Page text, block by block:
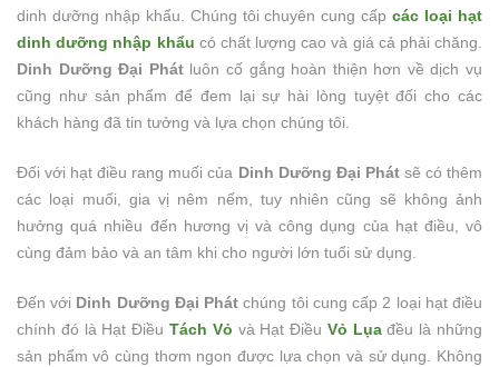
dinh dưỡng nhập khẩu. Chúng tôi chuyên cung cấpcác loại hạt
dinh dưỡng nhập khẩu có chất lượng cao và giá cả phải chăng.
Dinh Dưỡng Đại Phát luôn cố gắng hoàn thiện hơn về dịch vụ
cũng như sản phẩm để đem lại sự hài lòng tuyệt đối cho các
khách hàng đã tin tưởng và lựa chọn chúng tôi.
Đối với hạt điều rang muối của Dinh Dưỡng Đại Phátsẽ có thêm
các loại muối, gia vị nêm nếm, tuy nhiên cũng sẽ không ảnh
hưởng quá nhiều đến hương vị và công dụng của hạt điều, vô
cùng đảm bảo và an tâm khi cho người lớn tuổi sử dụng.
Đến với Dinh Dưỡng Đại Phát chúng tôi cung cấp 2 loại hạt điều
chính đó là Hạt Điều Tách Vỏ và Hạt Điều Vỏ Lụađều là những
sản phẩm vô cùng thơm ngon được lựa chọn và sử dụng. Không